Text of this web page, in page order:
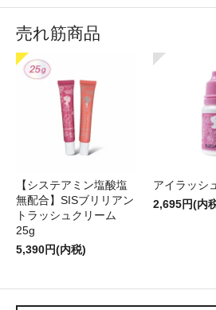
売れ筋商品
【システアミン塩酸塩
無配合】SISブリリアン
トラッシュクリーム
25g
5,390円(内税)
アイラッシ
2,695円(内